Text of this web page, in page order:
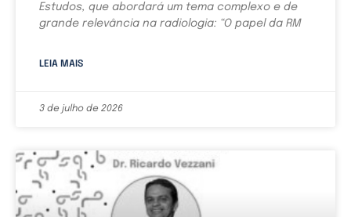
Estudos, que abordará um tema complexo e de
grande relevância na radiologia: “O papel da RM
LEIA MAIS
3 de julho de 2026